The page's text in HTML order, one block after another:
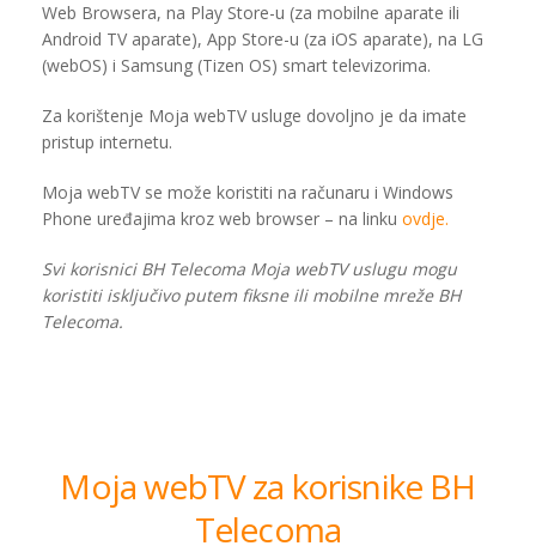
Web Browsera, na Play Store-u (za mobilne aparate ili
Android TV aparate), App Store-u (za iOS aparate), na LG
(webOS) i Samsung (Tizen OS) smart televizorima.
Za korištenje Moja webTV usluge dovoljno je da imate
pristup internetu.
Moja webTV se može koristiti na računaru i Windows
Phone uređajima kroz web browser – na linku ovdje.
Svi korisnici BH Telecoma Moja webTV uslugu mogu
koristiti isključivo putem fiksne ili mobilne mreže BH
Telecoma.
Moja webTV za korisnike BH
Telecoma